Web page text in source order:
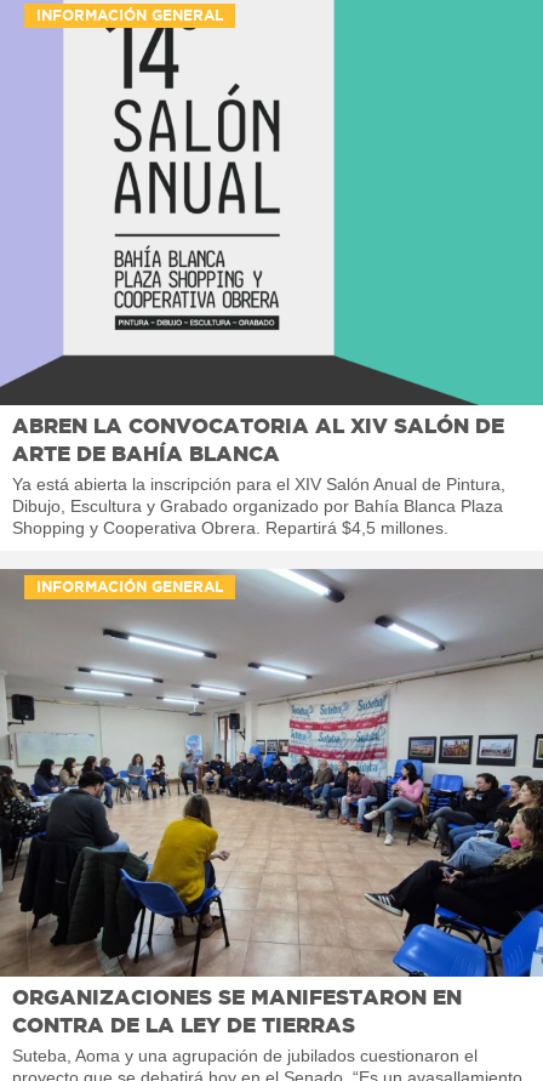
INFORMACIÓN GENERAL
ABREN LA CONVOCATORIA AL XIV SALÓN DE
ARTE DE BAHÍA BLANCA
Ya está abierta la inscripción para el XIV Salón Anual de Pintura,
Dibujo, Escultura y Grabado organizado por Bahía Blanca Plaza
Shopping y Cooperativa Obrera. Repartirá $4,5 millones.
INFORMACIÓN GENERAL
ORGANIZACIONES SE MANIFESTARON EN
CONTRA DE LA LEY DE TIERRAS
Suteba, Aoma y una agrupación de jubilados cuestionaron el
proyecto que se debatirá hoy en el Senado. “Es un avasallamiento